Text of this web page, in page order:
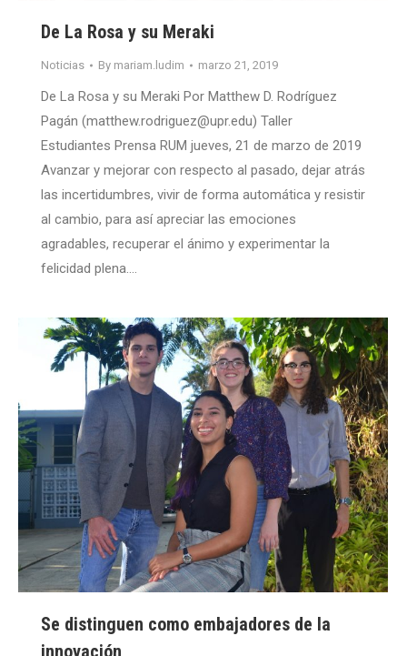
De La Rosa y su Meraki
Noticias By mariam.ludim marzo 21, 2019
De La Rosa y su Meraki Por Matthew D. Rodríguez
Pagán (matthew.rodriguez@upr.edu) Taller
Estudiantes Prensa RUM jueves, 21 de marzo de 2019
Avanzar y mejorar con respecto al pasado, dejar atrás
las incertidumbres, vivir de forma automática y resistir
al cambio, para así apreciar las emociones
agradables, recuperar el ánimo y experimentar la
felicidad plena.…
Se distinguen como embajadores de la